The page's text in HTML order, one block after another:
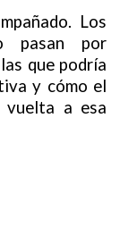
Los
pasan por
que podría
y cómo el
vuelta a esa